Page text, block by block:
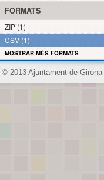
FORMATS
ZIP (1)
CSV (1)
MOSTRAR MÉS FORMATS
© 2013 Ajuntament de Girona